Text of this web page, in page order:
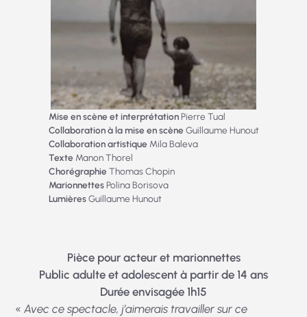
Mise en scène et interprétation Pierre Tual
Collaboration à la mise en scène Guillaume Hunout
Collaboration artistique Mila Baleva
Texte Manon Thorel
Chorégraphie Thomas Chopin
MarionnettesPolina Borisova
Lumières Guillaume Hunout
Pièce pour acteur et marionnettes
Public adulte et adolescent à partir de 14 ans
Durée envisagée 1h15
«Avec ce spectacle, j’aimerais travailler sur ce